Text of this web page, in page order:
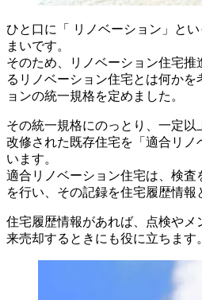
ひと口に「 リノベーション」と
まいです。
そのため、リノベーション住宅
るリノベーション住宅とは何かを
ョンの統一規格を定めました。
その統一規格にのっとり、一定以
改修された既存住宅を「適合リ
います。
適合リノベーション住宅は、検
を行い、その記録を住宅履歴情報
住宅履歴情報があれば、点検や
来売却するときにも役に立ちます。